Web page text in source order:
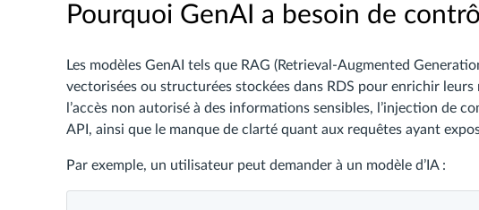
Pourquoi GenAI a besoin de
Les modèles GenAI tels que RAG (Retrieval-Augmented
vectorisées ou structurées stockées dans RDS pour enrichir leurs
l’accès non autorisé à des informations sensibles, l’injection de
API, ainsi que le manque de clarté quant aux requêtes ayant
Par exemple, un utilisateur peut demander à un modèle d’IA :